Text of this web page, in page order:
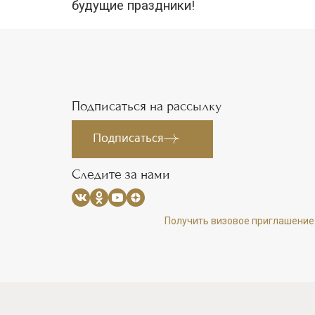
будущие праздники!
Подписаться на рассылку
Подписаться
Следите за нами
Получить визовое приглашение